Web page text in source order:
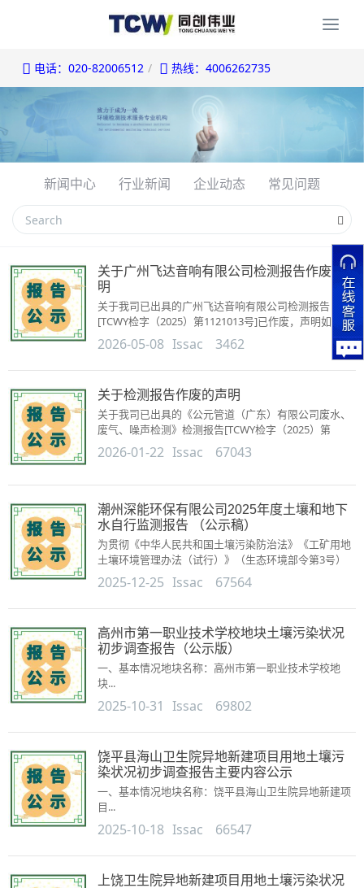
电话：020-82006512 热线：4006262735
新闻中心 行业新闻 企业动态 常见问题
关于广州飞达音响有限公司检测报告作废声
明
关于我司已出具的广州飞达音响有限公司检测报告
[TCWY检字（2025）第1121013号]已作废，声明如
下：...
2026-05-08 Issac 3462
关于检测报告作废的声明
关于我司已出具的《公元管道（广东）有限公司废水、
废气、噪声检测》检测报告[TCWY检字（2025）第
0620009号]已作废，声明如下：...
2026-01-22 Issac 67043
潮州深能环保有限公司2025年度土壤和地下
水自行监测报告 （公示稿）
为贯彻《中华人民共和国土壤污染防治法》《工矿用地
土壤环境管理办法（试行）》（生态环境部令第3号）
等法律法规，落实《工业企业土壤和地下水自行监测技
术指南（试行）》...
2025-12-25 Issac 67564
高州市第一职业技术学校地块土壤污染状况
初步调查报告（公示版）
一、基本情况地块名称：高州市第一职业技术学校地
块...
2025-10-31 Issac 69802
饶平县海山卫生院异地新建项目用地土壤污
染状况初步调查报告主要内容公示
一、基本情况地块名称：饶平县海山卫生院异地新建项
目...
2025-10-18 Issac 66547
上饶卫生院异地新建项目用地土壤污染状况